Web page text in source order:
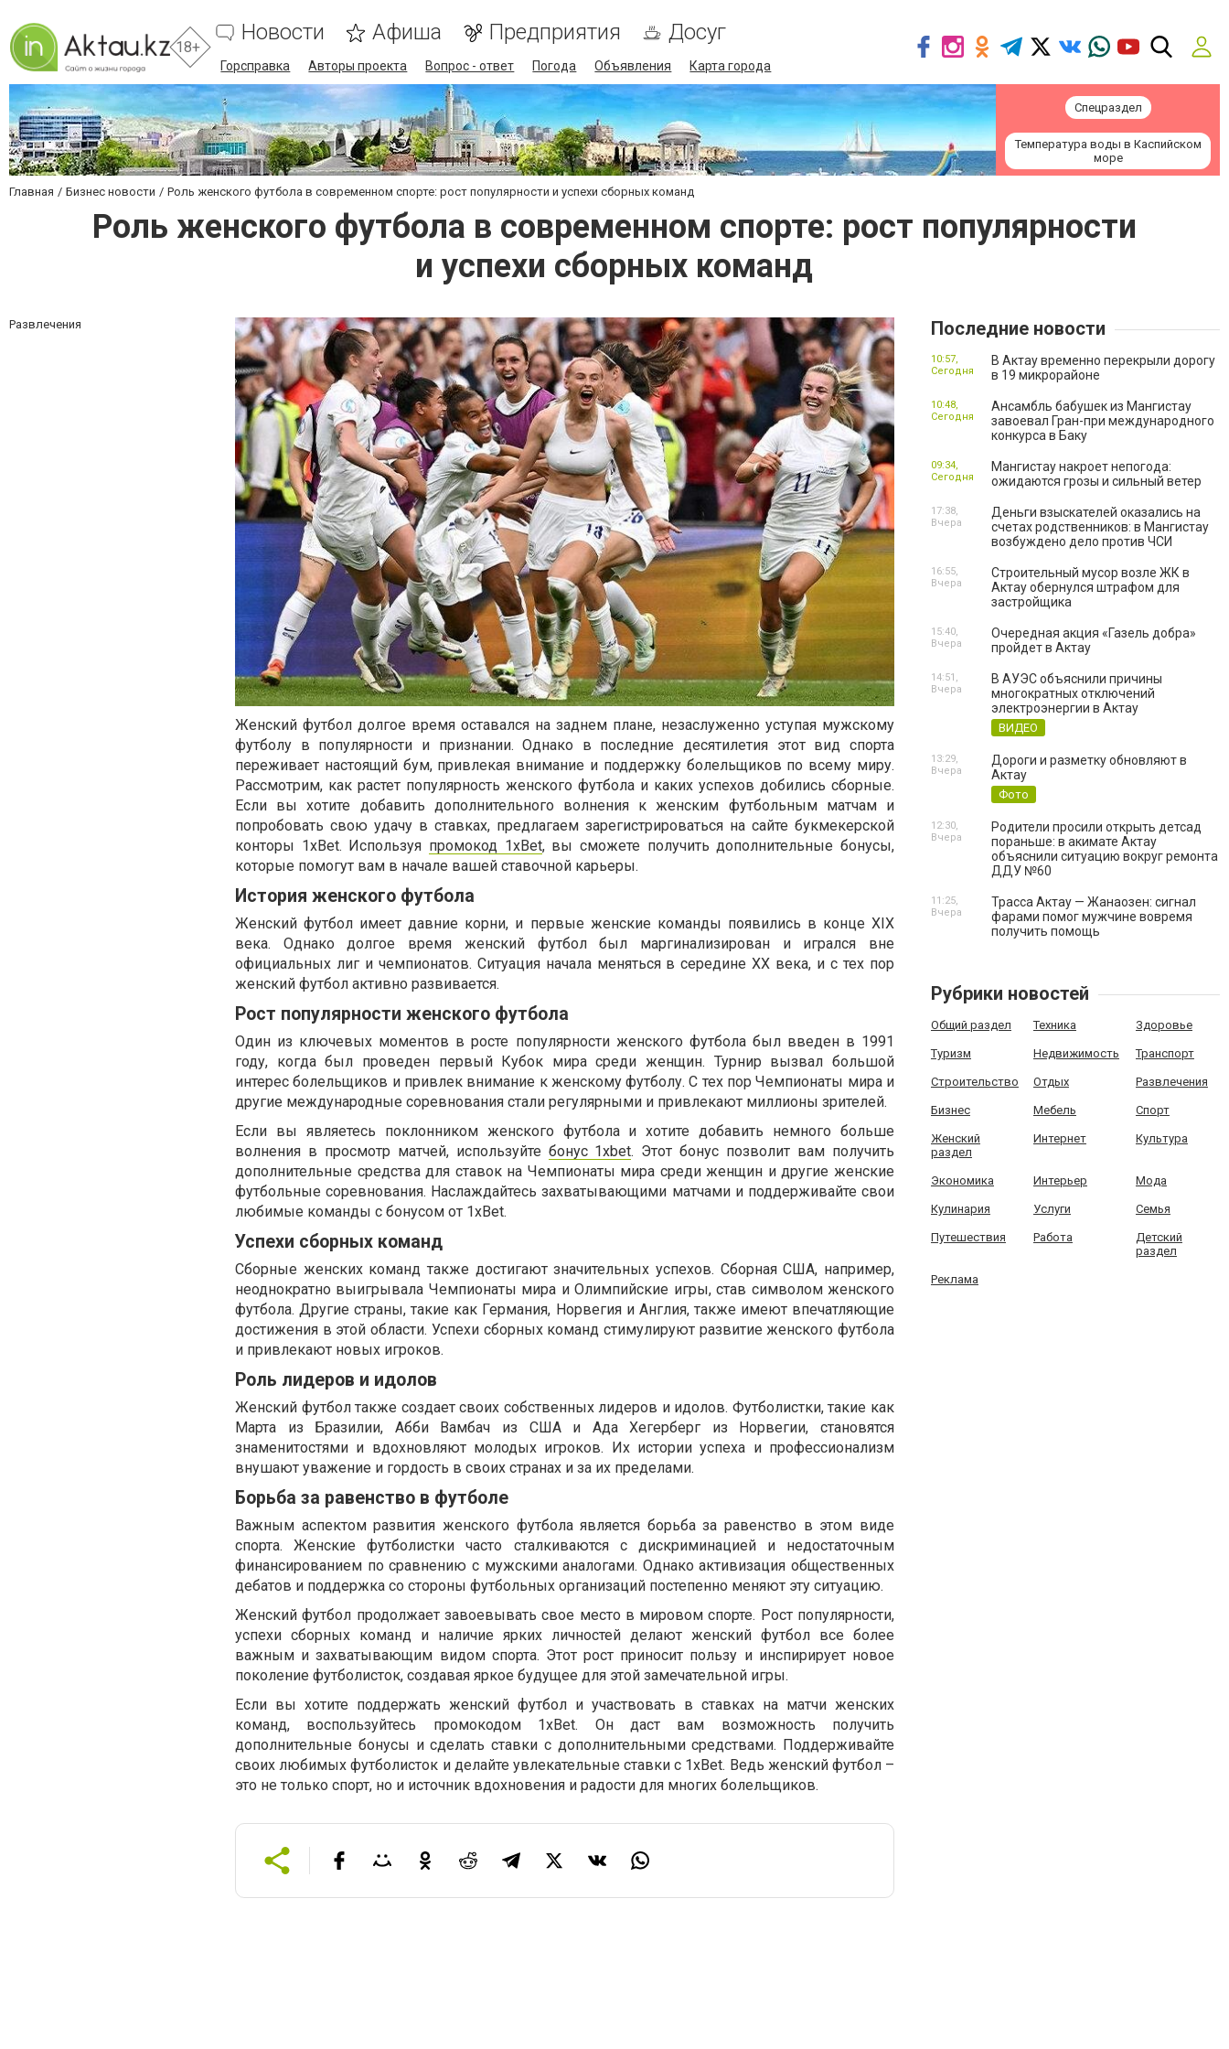
18+
Новости Афиша Предприятия Досуг
Горсправка Авторы проекта Вопрос - ответ Погода Объявления Карта города
Спецраздел
Температура воды в Каспийском
море
Главная Бизнес новости Роль женского футбола в современном спорте: рост популярности и успехи сборных команд
Роль женского футбола в современном спорте: рост популярности
и успехи сборных команд
Развлечения
Женский футбол долгое время оставался на заднем плане, незаслуженно уступая мужскому
футболу в популярности и признании. Однако в последние десятилетия этот вид спорта
переживает настоящий бум, привлекая внимание и поддержку болельщиков по всему миру.
Рассмотрим, как растет популярность женского футбола и каких успехов добились сборные.
Если вы хотите добавить дополнительного волнения к женским футбольным матчам и
попробовать свою удачу в ставках, предлагаем зарегистрироваться на сайте букмекерской
конторы 1xBet. Используя промокод 1xBet, вы сможете получить дополнительные бонусы,
которые помогут вам в начале вашей ставочной карьеры.
История женского футбола
Женский футбол имеет давние корни, и первые женские команды появились в конце XIX
века. Однако долгое время женский футбол был маргинализирован и игрался вне
официальных лиг и чемпионатов. Ситуация начала меняться в середине XX века, и с тех пор
женский футбол активно развивается.
Рост популярности женского футбола
Один из ключевых моментов в росте популярности женского футбола был введен в 1991
году, когда был проведен первый Кубок мира среди женщин. Турнир вызвал большой
интерес болельщиков и привлек внимание к женскому футболу. С тех пор Чемпионаты мира и
другие международные соревнования стали регулярными и привлекают миллионы зрителей.
Если вы являетесь поклонником женского футбола и хотите добавить немного больше
волнения в просмотр матчей, используйте бонус 1xbet. Этот бонус позволит вам получить
дополнительные средства для ставок на Чемпионаты мира среди женщин и другие женские
футбольные соревнования. Наслаждайтесь захватывающими матчами и поддерживайте свои
любимые команды с бонусом от 1xBet.
Успехи сборных команд
Сборные женских команд также достигают значительных успехов. Сборная США, например,
неоднократно выигрывала Чемпионаты мира и Олимпийские игры, став символом женского
футбола. Другие страны, такие как Германия, Норвегия и Англия, также имеют впечатляющие
достижения в этой области. Успехи сборных команд стимулируют развитие женского футбола
и привлекают новых игроков.
Роль лидеров и идолов
Женский футбол также создает своих собственных лидеров и идолов. Футболистки, такие как
Марта из Бразилии, Абби Вамбач из США и Ада Хегерберг из Норвегии, становятся
знаменитостями и вдохновляют молодых игроков. Их истории успеха и профессионализм
внушают уважение и гордость в своих странах и за их пределами.
Борьба за равенство в футболе
Важным аспектом развития женского футбола является борьба за равенство в этом виде
спорта. Женские футболистки часто сталкиваются с дискриминацией и недостаточным
финансированием по сравнению с мужскими аналогами. Однако активизация общественных
дебатов и поддержка со стороны футбольных организаций постепенно меняют эту ситуацию.
Женский футбол продолжает завоевывать свое место в мировом спорте. Рост популярности,
успехи сборных команд и наличие ярких личностей делают женский футбол все более
важным и захватывающим видом спорта. Этот рост приносит пользу и инспирирует новое
поколение футболисток, создавая яркое будущее для этой замечательной игры.
Если вы хотите поддержать женский футбол и участвовать в ставках на матчи женских
команд, воспользуйтесь промокодом 1xBet. Он даст вам возможность получить
дополнительные бонусы и сделать ставки с дополнительными средствами. Поддерживайте
своих любимых футболисток и делайте увлекательные ставки с 1xBet. Ведь женский футбол –
это не только спорт, но и источник вдохновения и радости для многих болельщиков.
Последние новости
В Актау временно перекрыли дорогу
в 19 микрорайоне
10:57,
Сегодня
Ансамбль бабушек из Мангистау
завоевал Гран-при международного
конкурса в Баку
10:48,
Сегодня
Мангистау накроет непогода:
ожидаются грозы и сильный ветер
09:34,
Сегодня
Деньги взыскателей оказались на
счетах родственников: в Мангистау
возбуждено дело против ЧСИ
17:38,
Вчера
Строительный мусор возле ЖК в
Актау обернулся штрафом для
застройщика
16:55,
Вчера
Очередная акция «Газель добра»
пройдет в Актау
15:40,
Вчера
В АУЭС объяснили причины
многократных отключений
электроэнергии в Актау
ВИДЕО
14:51,
Вчера
Дороги и разметку обновляют в
Актау
Фото
13:29,
Вчера
Родители просили открыть детсад
пораньше: в акимате Актау
объяснили ситуацию вокруг ремонта
ДДУ №60
12:30,
Вчера
Трасса Актау — Жанаозен: сигнал
фарами помог мужчине вовремя
получить помощь
11:25,
Вчера
Рубрики новостей
Общий раздел Техника Здоровье
Туризм Недвижимость Транспорт
Строительство Отдых Развлечения
Бизнес Мебель Спорт
Женский
раздел
Интернет Культура
Экономика Интерьер Мода
Кулинария Услуги Семья
Путешествия Работа
Детский
раздел
Реклама